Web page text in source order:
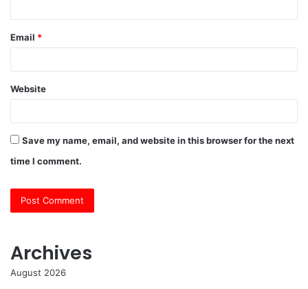
Email *
Website
Save my name, email, and website in this browser for the next
time I comment.
Archives
August 2026